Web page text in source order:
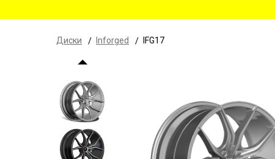
Диски Inforged IFG17